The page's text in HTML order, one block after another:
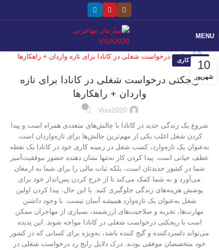
MENU
10
شهریور
ویزای کاری
ریجکتی درخواست شغلی در کانادا برای تازه
واردان + راهکارها
Visa2020 ۰
شروع یک زندگی جدید در کانادا با چالش‌های متعددی همراه است و پیدا
کردن شغل اغلب یکی از مهم‌ترین چالش‌ها برای تازه‌واردان است.
به‌عنوان یک تازه‌وارد، کسب شغل در زمینه کاری خود در کانادا یک نقطه
عطف حیاتی است. پیدا کردن کار نه‌تنها نشان دهنده حضور موفقیت‌آمیز
شما در کشور جدیدتان است، بلکه ثبات مالی را برای شما به ارمغان
می‌آورد و به شما کمک می‌کند تا از خرج کردن پس‌انداز خود برای
پوشش هزینه‌های زندگی جلوگیری کنید. با این حال، پیدا کردن اولین
شغل به‌عنوان یک تازه‌وارد همیشه آسان نیست. با وجود داشتن
مهارت‌ها، تجربه و صلاحیت‌های ارزشمند، بسیاری از مهاجران ممکن
است با ریجکتی درخواست شغلی در کانادا مواجه ‌شوند. این پدیده
می‌تواند دلسردکننده و گیج کننده باشد، به‌ویژه برای کسانی که در کشور
خود متخصصان موفقی بودند. درک دلایل رایج رد درخواست شغلی در